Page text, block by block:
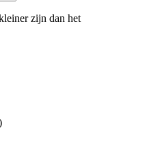
zijn dan het